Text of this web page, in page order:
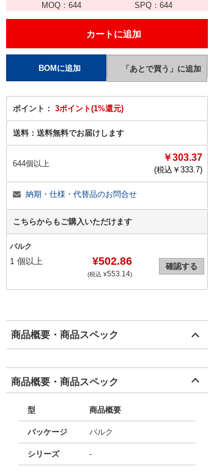
MOQ：644 SPQ： 644
ポイント： 3ポイント(1%還元)
送料： 送料無料でお届けします
644個以上
￥303.37
(税込￥ 333.7)
納期・仕様・代替品のお問合せ
こちらからもご購入いただけます
バルク
1 個以上 ¥502.86
(税込 ¥553.14)
確認する
商品概要・商品スペック
商品概要・商品スペック
型 商品概要
パッケージ バルク
シリーズ -